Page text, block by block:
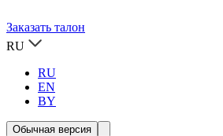
Заказать талон
RU
RU
EN
BY
Обычная версия